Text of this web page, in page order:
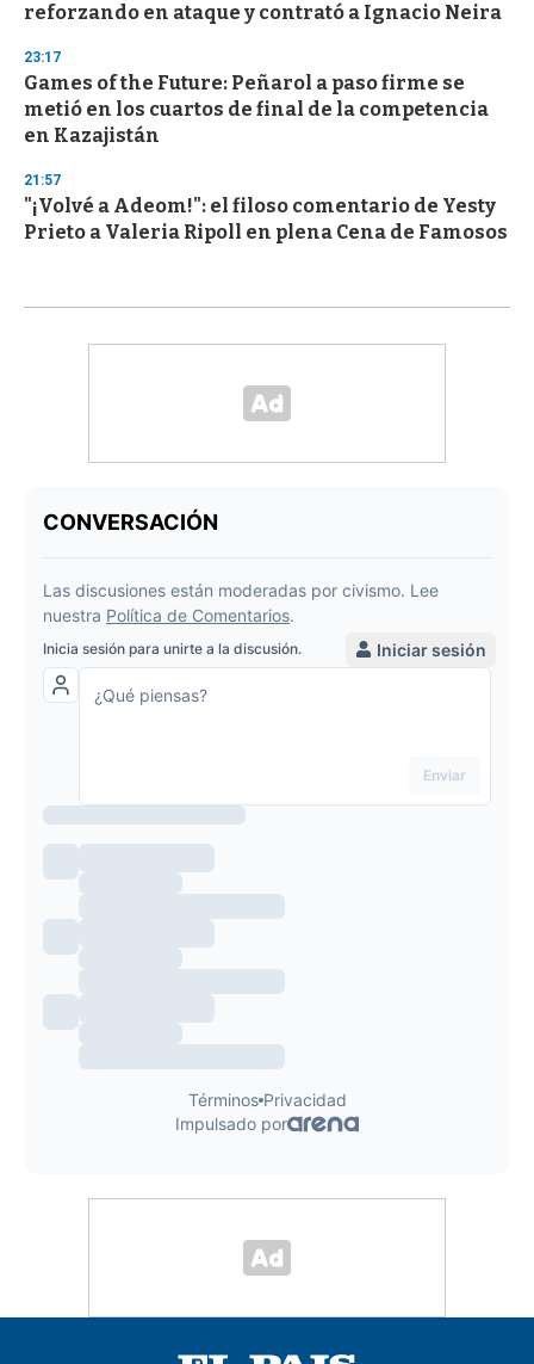
reforzando en ataque y contrató a Ignacio Neira
23:17
Games of the Future: Peñarol a paso firme se
metió en los cuartos de final de la competencia
en Kazajistán
21:57
"¡Volvé a Adeom!": el filoso comentario de Yesty
Prieto a Valeria Ripoll en plena Cena de Famosos